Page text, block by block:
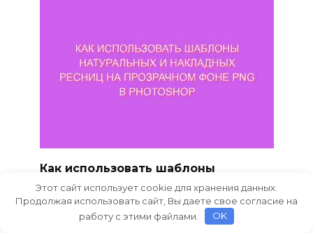
Как использовать шаблоны
натуральных и накладных ресниц
на прозрачном фоне PNG в
Photoshop
Этот сайт использует cookie для хранения данных.
Продолжая использовать сайт, Вы даете свое согласие на
работу с этими файлами.
OK